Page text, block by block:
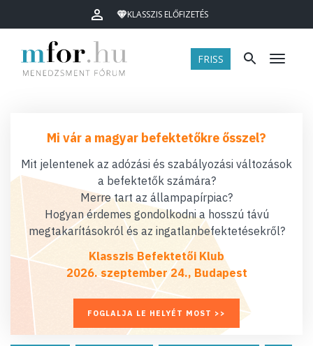
KLASSZIS ELŐFIZETÉS
FRISS Menü
Mi vár a magyar befektetőkre ősszel?
Mit jelentenek az adózási és szabályozási változások
a befektetők számára?
Merre tart az állampapírpiac?
Hogyan érdemes gondolkodni a hosszú távú
megtakarításokról és az ingatlanbefektetésekről?
Klasszis Befektetői Klub
2026. szeptember 24., Budapest
FOGLALJA LE HELYÉT MOST >>